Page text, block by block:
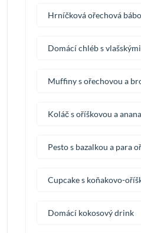
Hrníčková ořechová
Domácí chléb s
Muffiny s ořechovou a
Koláč s oříškovou a
Pesto s bazalkou a para
Cupcake s koňakovo-
Domácí kokosový drink